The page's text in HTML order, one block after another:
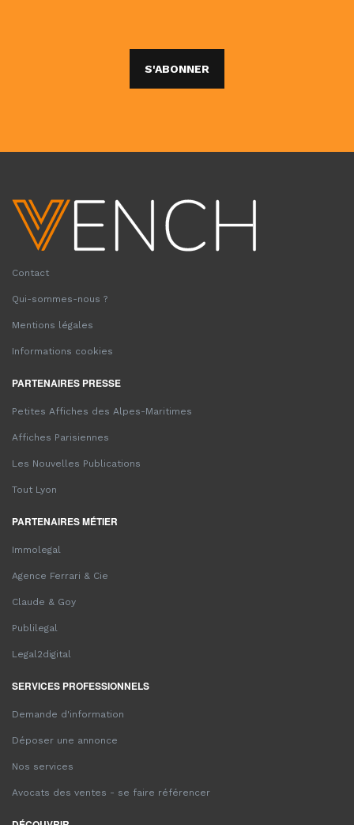
S'ABONNER
Contact
Qui-sommes-nous ?
Mentions légales
Informations cookies
PARTENAIRES PRESSE
Petites Affiches des Alpes-Maritimes
Affiches Parisiennes
Les Nouvelles Publications
Tout Lyon
PARTENAIRES MÉTIER
Immolegal
Agence Ferrari & Cie
Claude & Goy
Publilegal
Legal2digital
SERVICES PROFESSIONNELS
Demande d'information
Déposer une annonce
Nos services
Avocats des ventes - se faire référencer